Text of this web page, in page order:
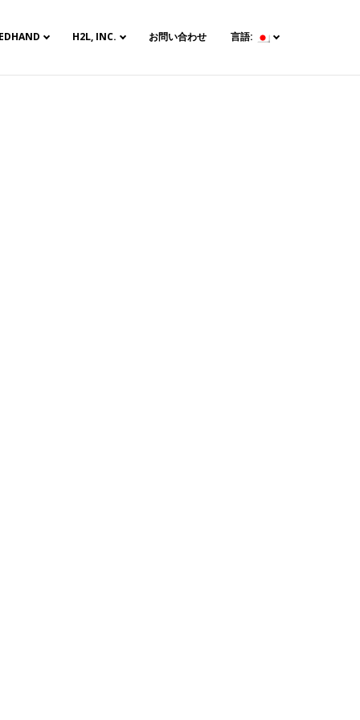
H2L, INC. お問い合わせ 言語: